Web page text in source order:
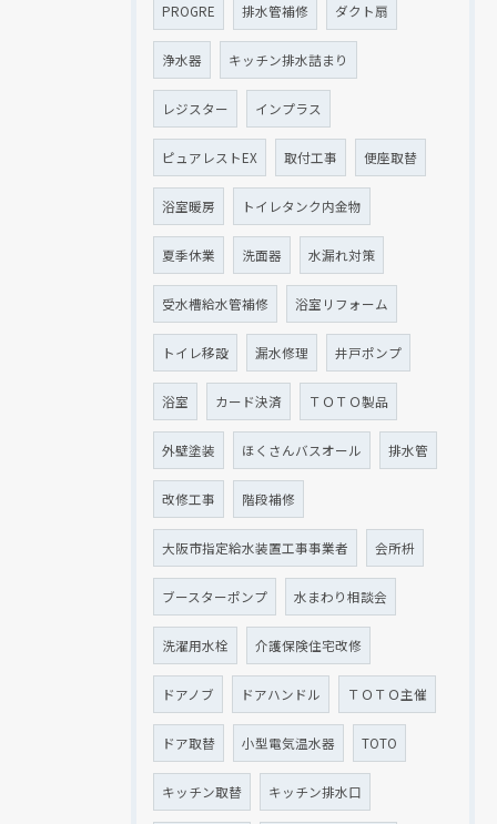
PROGRE 排水管補修 ダクト扇
浄水器 キッチン排水詰まり
レジスター インプラス
ピュアレストEX 取付工事 便座取替
浴室暖房 トイレタンク内金物
夏季休業 洗面器 水漏れ対策
受水槽給水管補修 浴室リフォーム
トイレ移設 漏水修理 井戸ポンプ
浴室 カード決済 ＴＯＴＯ製品
外壁塗装 ほくさんバスオール 排水管
改修工事 階段補修
大阪市指定給水装置工事事業者 会所枡
ブースターポンプ 水まわり相談会
洗濯用水栓 介護保険住宅改修
ドアノブ ドアハンドル ＴＯＴＯ主催
ドア取替 小型電気温水器 TOTO
キッチン取替 キッチン排水口